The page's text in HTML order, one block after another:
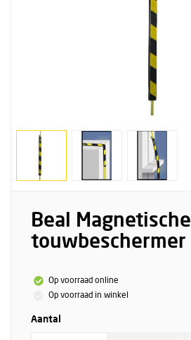
Beal Magnetische
touwbeschermer
Op voorraad online
Op voorraad in winkel
Aantal